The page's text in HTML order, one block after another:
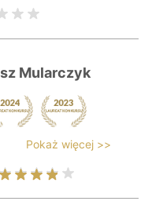
Mularczyk
Pokaż więcej >>